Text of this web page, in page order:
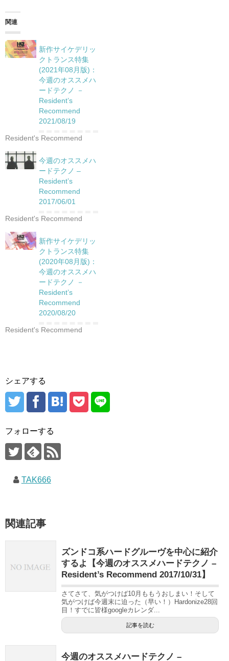
関連
新作サイケデリッ
クトランス特集
(2021年08月版)：
今週のオススメハ
ードテクノ －
Resident’s
Recommend
2021/08/19
Resident's Recommend
今週のオススメハ
ードテクノ –
Resident’s
Recommend
2017/06/01
Resident's Recommend
新作サイケデリッ
クトランス特集
(2020年08月版)：
今週のオススメハ
ードテクノ －
Resident’s
Recommend
2020/08/20
Resident's Recommend
シェアする
フォローする
TAK666
関連記事
ズンドコ系ハードグルーヴを中心に紹介
するよ【今週のオススメハードテクノ –
Resident’s Recommend 2017/10/31】
さてさて、気がつけば10月ももうおしまい！そして
気がつけば今週末に迫った（早い！）Hardonize28回
目！すでに皆様googleカレンダ...
記事を読む
今週のオススメハードテクノ –